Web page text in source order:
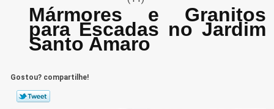
Mármores e Granitos
para Escadas no Jardim
Santo Amaro
Gostou? compartilhe!